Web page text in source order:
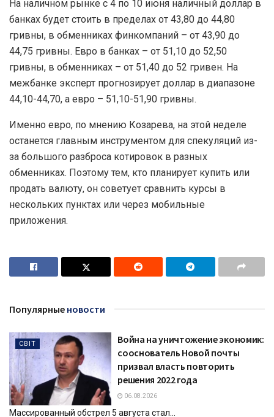
На наличном рынке с 4 по 10 июня наличный доллар в
банках будет стоить в пределах от 43,80 до 44,80
гривны, в обменниках финкомпаний – от 43,90 до
44,75 гривны. Евро в банках – от 51,10 до 52,50
гривны, в обменниках – от 51,40 до 52 гривен. На
межбанке эксперт прогнозирует доллар в диапазоне
44,10-44,70, а евро – 51,10-51,90 гривны.
Именно евро, по мнению Козарева, на этой неделе
останется главным инструментом для спекуляций из-
за большого разброса котировок в разных
обменниках. Поэтому тем, кто планирует купить или
продать валюту, он советует сравнить курсы в
нескольких пунктах или через мобильные
приложения.
Популярные новости
СВІТ
Война на уничтожение экономик:
сооснователь Новой почты
призвал власть повторить
решения 2022 года
06.08.2026
Массированный обстрел 5 августа стал...